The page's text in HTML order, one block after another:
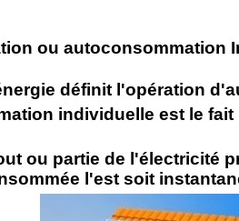
ou autoconsommation
définit l'opération
individuelle est le
ou partie de l'électricité
l'est soit